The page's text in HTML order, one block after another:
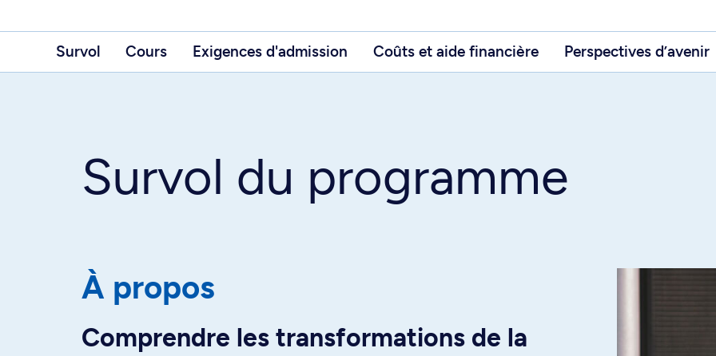
Survol Cours Exigences d'admission Coûts et aide financière Perspectives d’avenir
Survol du programme
À propos
Comprendre les transformations de la